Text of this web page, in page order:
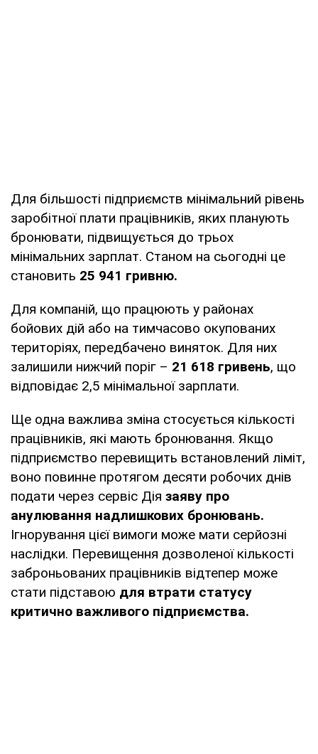
Для більшості підприємств мінімальний рівень
заробітної плати працівників, яких планують
бронювати, підвищується до трьох
мінімальних зарплат. Станом на сьогодні це
становить 25 941 гривню.
Для компаній, що працюють у районах
бойових дій або на тимчасово окупованих
територіях, передбачено виняток. Для них
залишили нижчий поріг – 21 618 гривень, що
відповідає 2,5 мінімальної зарплати.
Ще одна важлива зміна стосується кількості
працівників, які мають бронювання. Якщо
підприємство перевищить встановлений ліміт,
воно повинне протягом десяти робочих днів
подати через сервіс Дія заяву про
анулювання надлишкових бронювань.
Ігнорування цієї вимоги може мати серйозні
наслідки. Перевищення дозволеної кількості
заброньованих працівників відтепер може
стати підставою для втрати статусу
критично важливого підприємства.